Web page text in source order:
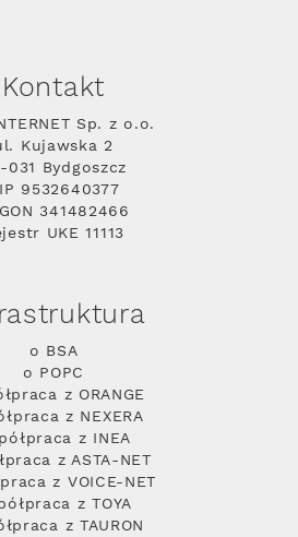
Kontakt
Sp. z o.o.
Kujawska 2
031 Bydgoszcz
9532640377
341482466
UKE 11113
o BSA
o POPC
z ORANGE
z NEXERA
z INEA
z ASTA-NET
z VOICE-NET
z TOYA
z TAURON